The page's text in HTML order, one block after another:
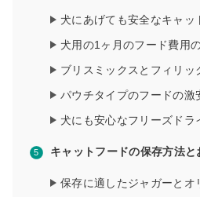
犬にあげても安全なキャッ
犬用の1ヶ月のフード費用
ブリスミックスとフィリッ
パウチタイプのフードの激
犬にも安心なフリーズドラ
キャットフードの保存方法と
保存に適したジャガーとオ